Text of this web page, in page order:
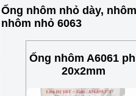
Ống nhôm nhỏ dày,
nhôm nhỏ 6063
Ống nhôm A6061
20x2mm